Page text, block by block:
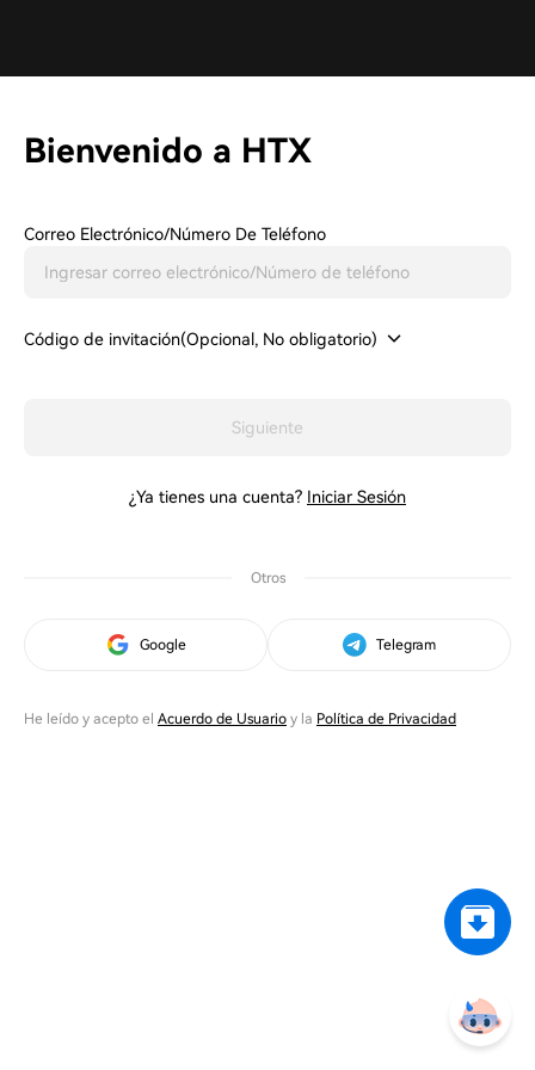
Bienvenido a HTX
Correo Electrónico/Número De Teléfono
Código de invitación(Opcional, No obligatorio)
Siguiente
¿Ya tienes una cuenta? Iniciar Sesión
Otros
Google Telegram
He leído y acepto el Acuerdo de Usuario y la Política de Privacidad